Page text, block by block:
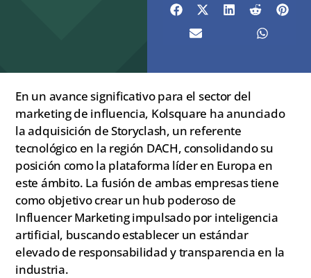
En un avance significativo para el sector del
marketing de influencia, Kolsquare ha anunciado
la adquisición de Storyclash, un referente
tecnológico en la región DACH, consolidando su
posición como la plataforma líder en Europa en
este ámbito. La fusión de ambas empresas tiene
como objetivo crear un hub poderoso de
Influencer Marketing impulsado por inteligencia
artificial, buscando establecer un estándar
elevado de responsabilidad y transparencia en la
industria.